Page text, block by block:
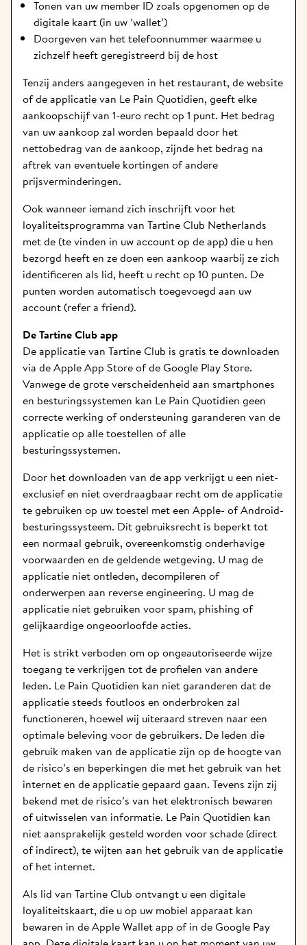
Tonen van uw member ID zoals opgenomen op de
digitale kaart (in uw ‘wallet’)
Doorgeven van het telefoonnummer waarmee u
zichzelf heeft geregistreerd bij de host
Tenzij anders aangegeven in het restaurant, de website
of de applicatie van Le Pain Quotidien, geeft elke
aankoopschijf van 1-euro recht op 1 punt. Het bedrag
van uw aankoop zal worden bepaald door het
nettobedrag van de aankoop, zijnde het bedrag na
aftrek van eventuele kortingen of andere
prijsverminderingen.
Ook wanneer iemand zich inschrijft voor het
loyaliteitsprogramma van Tartine Club Netherlands
met de (te vinden in uw account op de app) die u hen
bezorgd heeft en ze doen een aankoop waarbij ze zich
identificeren als lid, heeft u recht op 10 punten. De
punten worden automatisch toegevoegd aan uw
account (refer a friend).
De Tartine Club app
De applicatie van Tartine Club is gratis te downloaden
via de Apple App Store of de Google Play Store.
Vanwege de grote verscheidenheid aan smartphones
en besturingssystemen kan Le Pain Quotidien geen
correcte werking of ondersteuning garanderen van de
applicatie op alle toestellen of alle
besturingssystemen.
Door het downloaden van de app verkrijgt u een niet-
exclusief en niet overdraagbaar recht om de applicatie
te gebruiken op uw toestel met een Apple- of Android-
besturingssysteem. Dit gebruiksrecht is beperkt tot
een normaal gebruik, overeenkomstig onderhavige
voorwaarden en de geldende wetgeving. U mag de
applicatie niet ontleden, decompileren of
onderwerpen aan reverse engineering. U mag de
applicatie niet gebruiken voor spam, phishing of
gelijkaardige ongeoorloofde acties.
Het is strikt verboden om op ongeautoriseerde wijze
toegang te verkrijgen tot de profielen van andere
leden. Le Pain Quotidien kan niet garanderen dat de
applicatie steeds foutloos en onderbroken zal
functioneren, hoewel wij uiteraard streven naar een
optimale beleving voor de gebruikers. De leden die
gebruik maken van de applicatie zijn op de hoogte van
de risico’s en beperkingen die met het gebruik van het
internet en de applicatie gepaard gaan. Tevens zijn zij
bekend met de risico’s van het elektronisch bewaren
of uitwisselen van informatie. Le Pain Quotidien kan
niet aansprakelijk gesteld worden voor schade (direct
of indirect), te wijten aan het gebruik van de applicatie
of het internet.
Als lid van Tartine Club ontvangt u een digitale
loyaliteitskaart, die u op uw mobiel apparaat kan
bewaren in de Apple Wallet app of in de Google Pay